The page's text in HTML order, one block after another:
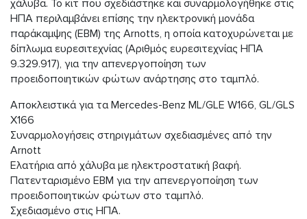
χάλυβα. Το κιτ που σχεδιάστηκε και συναρμολογήθηκε στις
ΗΠΑ περιλαμβάνει επίσης την ηλεκτρονική μονάδα
παράκαμψης (EBM) της Arnotts, η οποία κατοχυρώνεται με
δίπλωμα ευρεσιτεχνίας (Αριθμός ευρεσιτεχνίας ΗΠΑ
9.329.917), για την απενεργοποίηση των
προειδοποιητικών φώτων ανάρτησης στο ταμπλό.
Αποκλειστικά για τα Mercedes-Benz ML/GLE W166, GL/GLS
X166
Συναρμολογήσεις στηριγμάτων σχεδιασμένες από την
Arnott
Ελατήρια από χάλυβα με ηλεκτροστατική βαφή.
Πατενταρισμένο EBM για την απενεργοποίηση των
προειδοποιητικών φώτων στο ταμπλό.
Σχεδιασμένο στις ΗΠΑ.